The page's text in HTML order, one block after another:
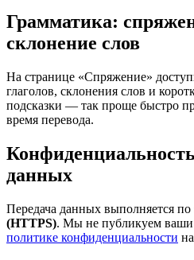
Грамматика:
склонение слов
На странице «Спряжение»
глаголов, склонения слов и
подсказки — так проще быстро
время перевода.
данных
Передача данных выполняется по
(HTTPS). Мы не публикуем
политике конфиденциальности